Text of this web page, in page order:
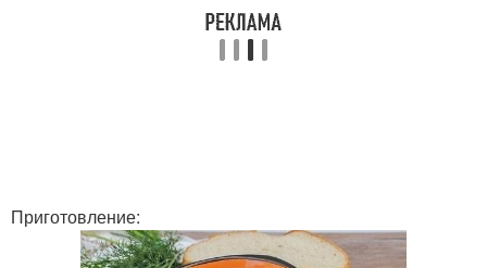
Приготовление: